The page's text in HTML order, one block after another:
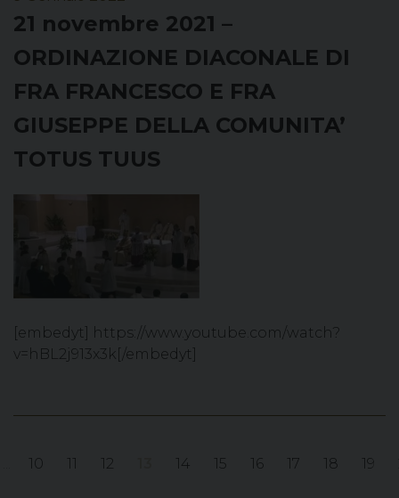
21 novembre 2021 –
ORDINAZIONE DIACONALE DI
FRA FRANCESCO E FRA
GIUSEPPE DELLA COMUNITA’
TOTUS TUUS
[embedyt] https://www.youtube.com/watch?
v=hBL2j913x3k[/embedyt]
10 11 12 14 15 16 17 18 19